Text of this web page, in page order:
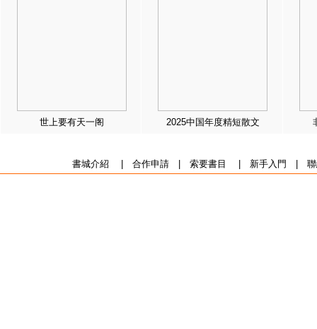
世上要有天一阁 2025中国年度精短散文
書城介紹 合作申請| 索要書目 新手入門